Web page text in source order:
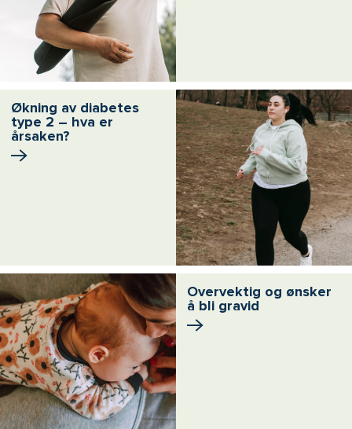
Økning av diabetes
type 2 – hva er
årsaken?
Overvektig og ønsker
å bli gravid